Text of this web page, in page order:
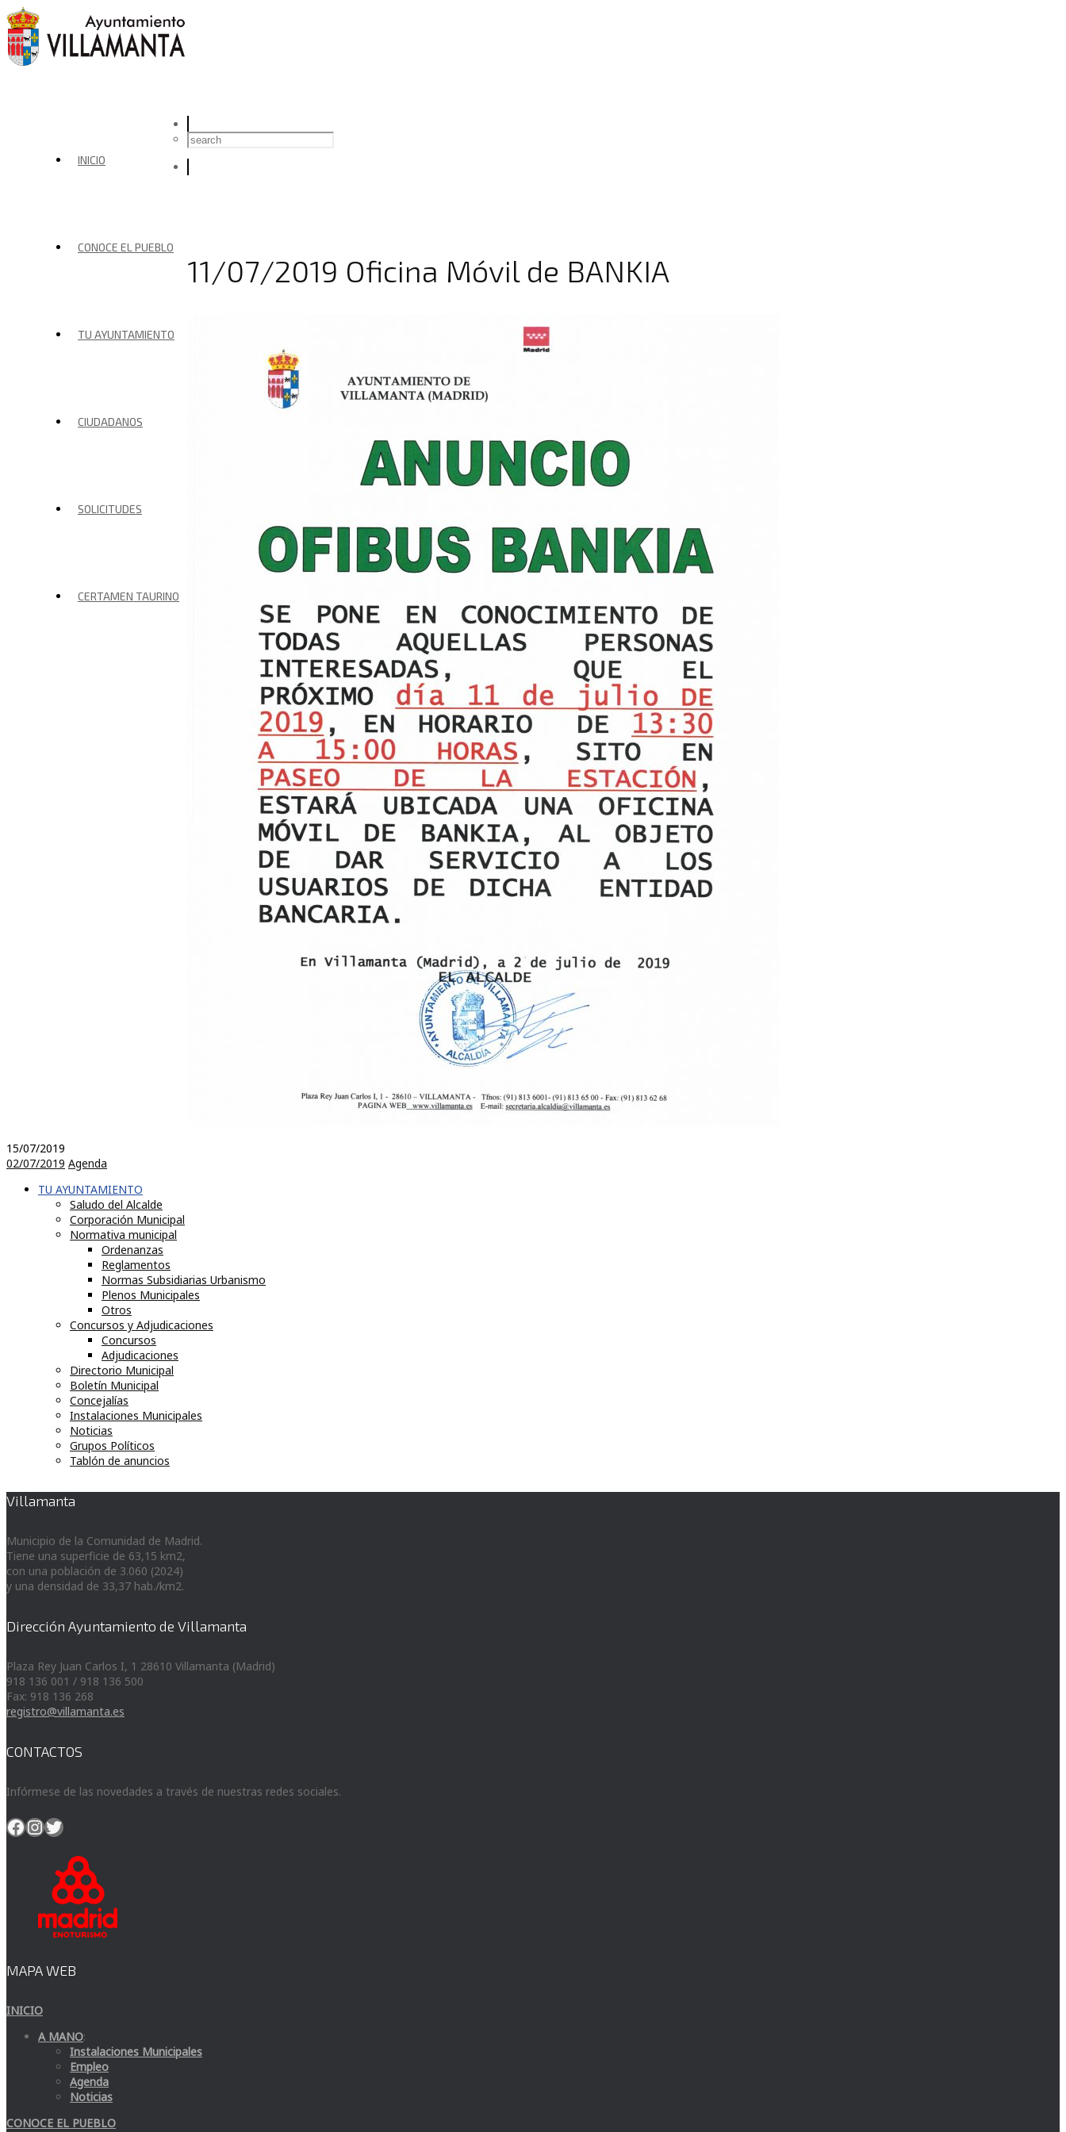
INICIO
CONOCE EL PUEBLO
TU AYUNTAMIENTO
CIUDADANOS
SOLICITUDES
CERTAMEN TAURINO
11/07/2019 Oficina Móvil de BANKIA
15/07/2019
02/07/2019 Agenda
TU AYUNTAMIENTO
Saludo del Alcalde
Corporación Municipal
Normativa municipal
Ordenanzas
Reglamentos
Normas Subsidiarias Urbanismo
Plenos Municipales
Otros
Concursos y Adjudicaciones
Concursos
Adjudicaciones
Directorio Municipal
Boletín Municipal
Concejalías
Instalaciones Municipales
Noticias
Grupos Políticos
Tablón de anuncios
Villamanta
Municipio de la Comunidad de Madrid.
Tiene una superficie de 63,15 km2,
con una población de 3.060 (2024)
y una densidad de 33,37 hab./km2.
Dirección Ayuntamiento de Villamanta
Plaza Rey Juan Carlos I, 1 28610 Villamanta (Madrid)
918 136 001 / 918 136 500
Fax: 918 136 268
registro@villamanta.es
CONTACTOS
Infórmese de las novedades a través de nuestras redes sociales.
Facebook
Instagram
Twitter
MAPA WEB
INICIO
A MANO:
Instalaciones Municipales
Empleo
Agenda
Noticias
CONOCE EL PUEBLO